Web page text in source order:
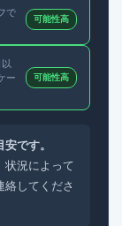
で
可能性高
ー
可能性高
です。
状況によって
してくださ